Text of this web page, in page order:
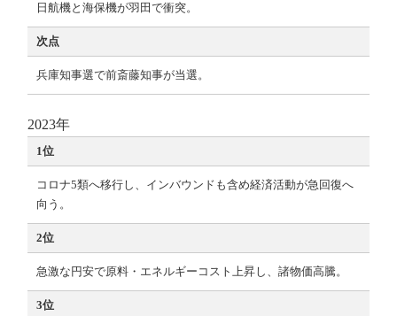
日航機と海保機が羽田で衝突。
次点
兵庫知事選で前斎藤知事が当選。
2023年
1位
コロナ5類へ移行し、インバウンドも含め経済活動が急回復へ
向う。
2位
急激な円安で原料・エネルギーコスト上昇し、諸物価高騰。
3位